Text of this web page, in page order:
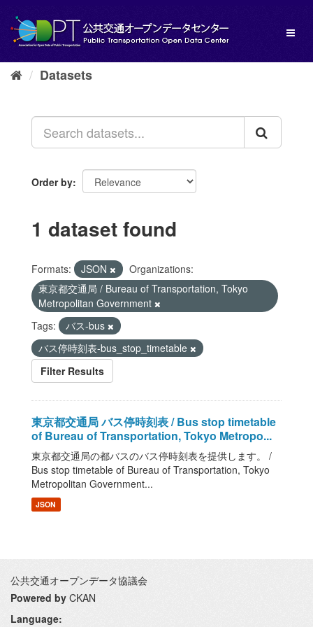
content
Datasets
Order by
1 dataset found
Formats: JSON
Organizations:
東京都交通局 / Bureau of Transportation, Tokyo
Metropolitan Government
Tags:
バス-bus
バス停時刻表-bus_stop_timetable
Filter Results
東京都交通局 バス停時刻表 / Bus stop timetable
of Bureau of Transportation, Tokyo Metropo...
東京都交通局の都バスのバス停時刻表を提供します。 /
Bus stop timetable of Bureau of Transportation, Tokyo
Metropolitan Government...
JSON
公共交通オープンデータ協議会
Powered by CKAN
Language